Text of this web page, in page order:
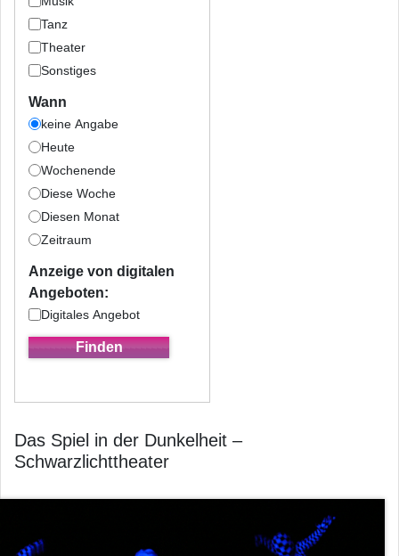
Tanz
Theater
Sonstiges
Wann
keine Angabe
Heute
Wochenende
Diese Woche
Diesen Monat
Zeitraum
Anzeige von digitalen
Angeboten:
Digitales Angebot
Das Spiel in der Dunkelheit –
Schwarzlichttheater